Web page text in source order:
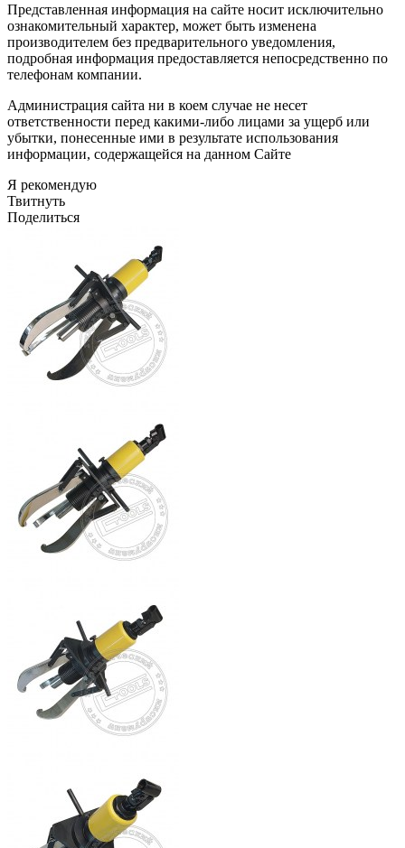
Представленная информация на сайте носит исключительно
ознакомительный характер, может быть изменена
производителем без предварительного уведомления,
подробная информация предоставляется непосредственно по
телефонам компании.
Администрация сайта ни в коем случае не несет
ответственности перед какими-либо лицами за ущерб или
убытки, понесенные ими в результате использования
информации, содержащейся на данном Сайте
Я рекомендую
Твитнуть
Поделиться